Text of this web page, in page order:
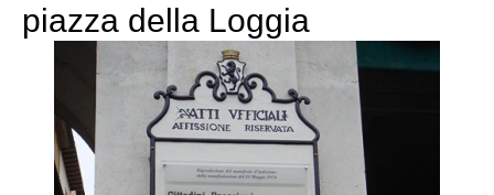
piazza della Loggia